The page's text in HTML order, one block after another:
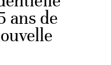
ans de